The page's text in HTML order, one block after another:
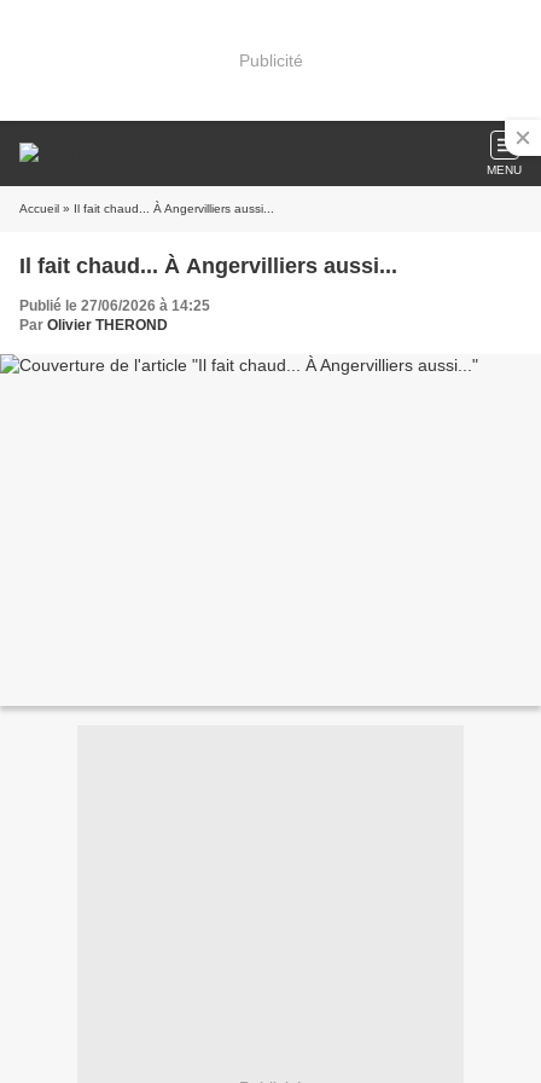
Publicité
MENU
Accueil » Il fait chaud... À Angervilliers aussi...
Il fait chaud... À Angervilliers aussi...
Publié le 27/06/2026 à 14:25
Par Olivier THEROND